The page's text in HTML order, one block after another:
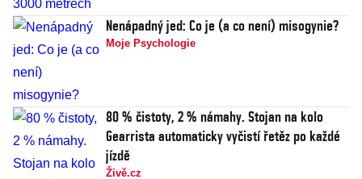
Nenápadný jed: Co je (a co není) misogynie?
Moje Psychologie
80 % čistoty, 2 % námahy. Stojan na kolo
Gearrista automaticky vyčistí řetěz po každé
jízdě
Živě.cz